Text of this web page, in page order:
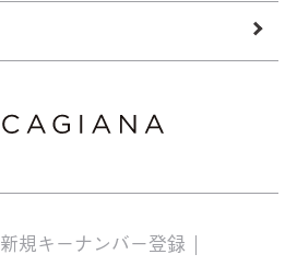
新規キーナンバー登録